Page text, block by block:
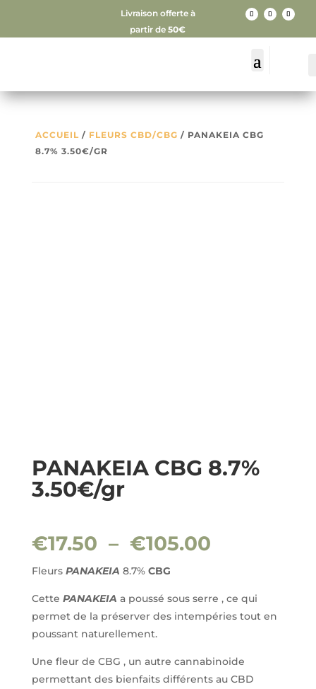
Livraison offerte à
partir de50€
ACCUEIL/ FLEURS CBD/CBG / PANAKEIA CBG
8.7% 3.50€/GR
PANAKEIA CBG 8.7%
3.50€/gr
€17.50 – €105.00Plage
€17.50
à
€105.00
Fleurs PANAKEIA 8.7% CBG
Cette PANAKEIA a poussé sous serre , ce qui
permet de la préserver des intempéries tout en
poussant naturellement.
Une fleur de CBG , un autre cannabinoide
permettant des bienfaits différents au CBD